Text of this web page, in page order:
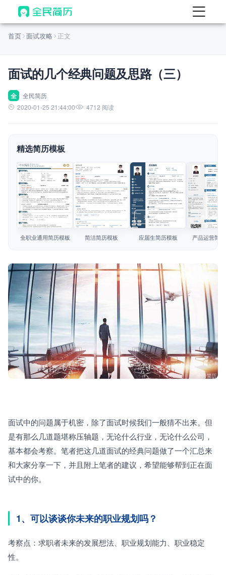
首页
AI 生成简历
AI 优化简历
AI 翻译简历
AI 模拟面试
面试自我介绍
AI 职场工具 New
简历模板
简历教程
首页 面试攻略 正文
面试的几个经典问题及思路（三）
全
全民简历
2020-01-25 21:44:00
4712 阅读
精选简历模板
查看模板
全职业通用简历模板
查看模板
简洁简历模板
查看模板
应届生简历模板
查看模板
产品运营简
面试中的问题属于机密，除了面试时候我们一般猜不出来。但
是有那么几道题堪称压轴题，无论什么行业，无论什么公司，
基本都会考察。笔者把这几道面试的经典问题做了一个汇总来
和大家分享一下，并且附上笔者的建议，希望能够帮到正在面
试中的你。
1、可以谈谈你未来的职业规划吗？
考察点：求职者未来的发展想法、职业规划能力、职业稳定
性。